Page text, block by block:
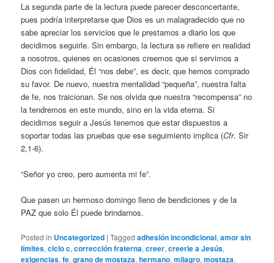
La segunda parte de la lectura puede parecer desconcertante,
pues podría interpretarse que Dios es un malagradecido que no
sabe apreciar los servicios que le prestamos a diario los que
decidimos seguirle. Sin embargo, la lectura se refiere en realidad
a nosotros, quienes en ocasiones creemos que si servimos a
Dios con fidelidad, Él “nos debe”, es decir, que hemos comprado
su favor. De nuevo, nuestra mentalidad “pequeña”, nuestra falta
de fe, nos traicionan. Se nos olvida que nuestra “recompensa” no
la tendremos en este mundo, sino en la vida eterna. Si
decidimos seguir a Jesús tenemos que estar dispuestos a
soportar todas las pruebas que ese seguimiento implica (Cfr. Sir
2,1-6).
“Señor yo creo, pero aumenta mi fe”.
Que pasen un hermoso domingo lleno de bendiciones y de la
PAZ que solo Él puede brindarnos.
Posted in Uncategorized |Tagged adhesión incondicional,amor sin
límites,ciclo c,corrección fraterna,creer,creerle a Jesús,
exigencias,fe,grano de mostaza,hermano,milagro,mostaza,